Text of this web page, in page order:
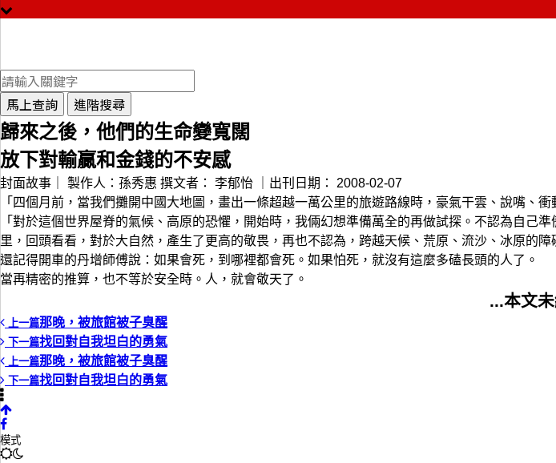
馬上查詢 進階搜尋
歸來之後，他們的生命變寬闊
放下對輸贏和金錢的不安感
封面故事｜ 製作人：孫秀惠 撰文者： 李郁怡 ｜出刊日期：
2008-02-07
「四個月前，當我們攤開中國大地圖，畫出一條超越一萬公里的旅遊路線時，豪氣干雲、說嘴、
「對於這個世界屋脊的氣候、高原的恐懼，開始時，我倆幻想準備萬全的再做試探。不認為自
里，回頭看看，對於大自然，產生了更高的敬畏，再也不認為，跨越天候、荒原、流沙、冰原的障
還記得開車的丹增師傅說：如果會死，到哪裡都會死。如果怕死，就沒有這麼多磕長頭的人了。
當再精密的推算，也不等於安全時。人，就會敬天了。
...本文
上一篇那晚，被旅館被子臭醒
下一篇找回對自我坦白的勇氣
上一篇那晚，被旅館被子臭醒
下一篇找回對自我坦白的勇氣
模式